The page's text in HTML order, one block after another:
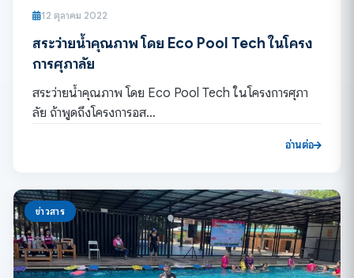
12 ตุลาคม 2022
สระว่ายน้ำคุณภาพ โดย Eco Pool Tech ในโครง
การศุภาลัย
สระว่ายน้ำคุณภาพ โดย Eco Pool Tech ในโครงการศุภา
ลัย ถ้าพูดถึงโครงการอส…
อ่านต่อ
ข่าวสาร